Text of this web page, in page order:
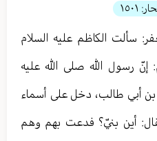
١٥٠١
سألت الكاظم عليه السلام
إنّ رسول الله صلى الله عليه
بن أبي طالب، دخل على أسماء
أين بنيّ؟ فدعت بهم وهم